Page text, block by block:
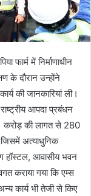
फार्म में निर्माणाधीन
के दौरान उन्होंने
की जानकारियां ली।
राष्ट्रीय आपदा प्रबंधन
करोड़ की लागत से 280
जिसमें अत्याधुनिक
हॉस्टल, आवासीय भवन
कराया गया कि एम्स
कार्य भी तेजी से किए